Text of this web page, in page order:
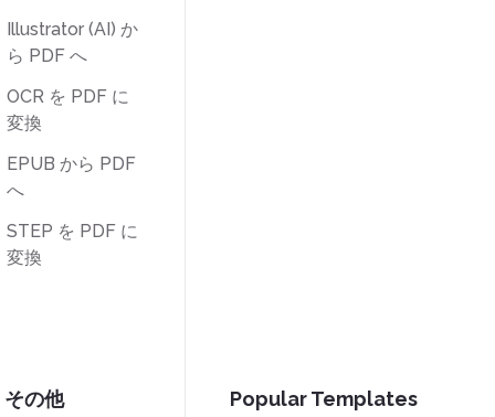
Illustrator (AI) か
ら PDF へ
OCR を PDF に
変換
EPUB から PDF
へ
STEP を PDF に
変換
その他 Popular Templates